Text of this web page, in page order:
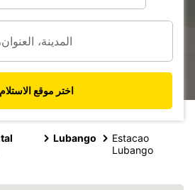
اختر موقع الاستلام
Lubango
Estacao
Lubango